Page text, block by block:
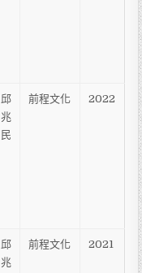
邱
兆
民
前程文化 2022
邱
兆
前程文化 2021